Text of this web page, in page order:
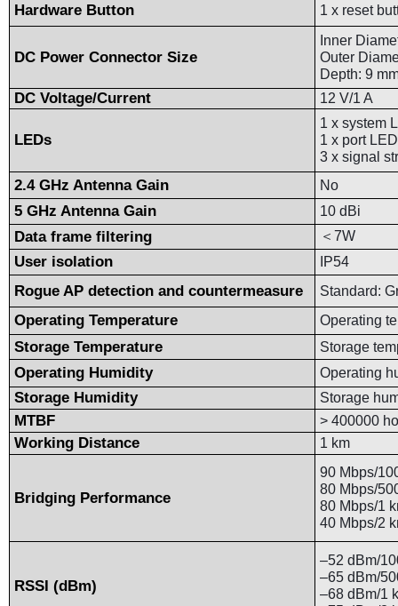
Hardware Button 1 x reset
DC Power Connector Size
Inner
Outer
Depth: 9
DC Voltage/Current 12 V/1 A
LEDs
1 x system
1 x port
3 x signal
2.4 GHz Antenna Gain No
5 GHz Antenna Gain 10 dBi
Data frame filtering ＜ 7W
User isolation IP54
Rogue AP detection and countermeasure Standard:
Operating Temperature Operating
Storage Temperature Storage
Operating Humidity Operating
Storage Humidity Storage
MTBF > 400000
Working Distance 1 km
Bridging Performance
90 Mbps/
80 Mbps/
80 Mbps/1
40 Mbps/2
RSSI (dBm)
–52 dBm/
–65 dBm/
–68 dBm/1